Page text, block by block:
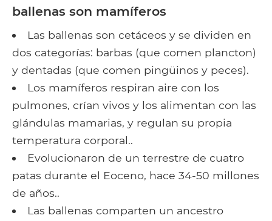
ballenas son mamíferos
Las ballenas son cetáceos y se dividen en
dos categorías: barbas (que comen plancton)
y dentadas (que comen pingüinos y peces).
Los mamíferos respiran aire con los
pulmones, crían vivos y los alimentan con las
glándulas mamarias, y regulan su propia
temperatura corporal..
Evolucionaron de un terrestre de cuatro
patas durante el Eoceno, hace 34-50 millones
de años..
Las ballenas comparten un ancestro